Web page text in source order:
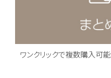
ワンクリックで複数購入可能